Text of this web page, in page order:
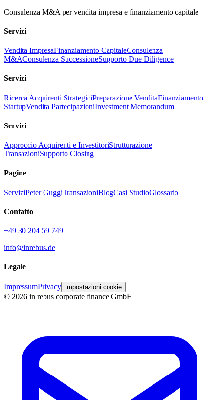
Consulenza M&A per vendita impresa e finanziamento capitale
Servizi
Vendita ImpresaFinanziamento CapitaleConsulenza
M&AConsulenza SuccessioneSupporto Due Diligence
Servizi
Ricerca Acquirenti StrategiciPreparazione VenditaFinanziamento
StartupVendita PartecipazioniInvestment Memorandum
Servizi
Approccio Acquirenti e InvestitoriStrutturazione
TransazioniSupporto Closing
Pagine
ServiziPeter GuggiTransazioniBlogCasi StudioGlossario
Contatto
+49 30 204 59 749
info@inrebus.de
Legale
ImpressumPrivacy Impostazioni cookie
© 2026 in rebus corporate finance GmbH